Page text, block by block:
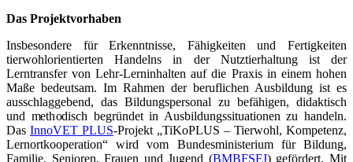
Das Projektvorhaben
Insbesondere für Erkenntnisse, Fähigkeiten und Fertigkeiten
tierwohlorientierten Handelns in der Nutztierhaltung ist der
Lerntransfer von Lehr-Lerninhalten auf die Praxis in einem hohen
Maße bedeutsam. Im Rahmen der beruflichen Ausbildung ist es
ausschlaggebend, das Bildungspersonal zu befähigen, didaktisch
und methodisch begründet in Ausbildungssituationen zu handeln.
Das InnoVET PLUS-Projekt „TiKoPLUS – Tierwohl, Kompetenz,
Lernortkooperation“ wird vom Bundesministerium für Bildung,
Familie, Senioren, Frauen und Jugend (BMBFSFJ) gefördert. Mit